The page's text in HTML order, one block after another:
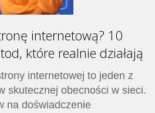
internetową? 10
które realnie działają
internetowej to jeden z
skutecznej obecności w sieci.
na doświadczenie